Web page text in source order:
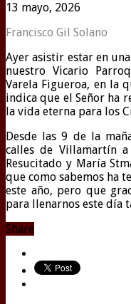
13 mayo, 2026
Francisco Gil Solano
Ayer asistir estar en
nuestro Vicario
Varela Figueroa, en la
indica que el Señor ha
la vida eterna para los
Desde las 9 de la
calles de Villamartín
Resucitado y María
que como sabemos ha
este año, pero que
para llenarnos este día
Share